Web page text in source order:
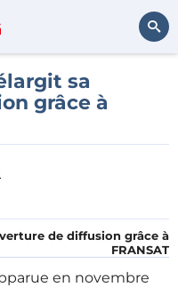
sa
grâce à
de diffusion grâce à
FRANSAT
en novembre